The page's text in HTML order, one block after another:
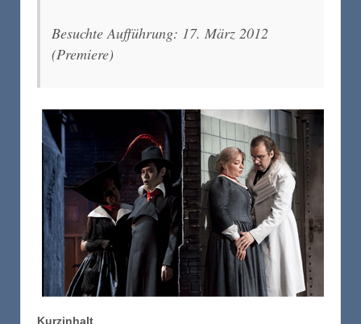
Besuchte Aufführung: 17. März 2012
(Premiere)
Kurzinhalt